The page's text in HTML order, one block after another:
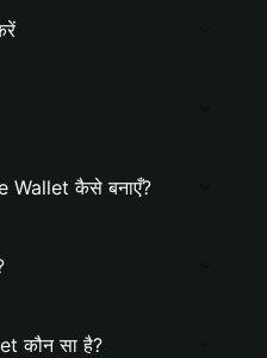
Wallet कैसे बनाएँ?
कौन सा है?